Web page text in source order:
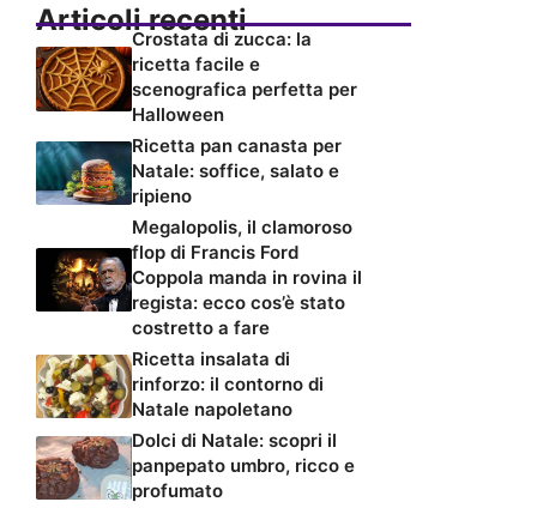
Articoli recenti
Crostata di zucca: la
ricetta facile e
scenografica perfetta per
Halloween
Ricetta pan canasta per
Natale: soffice, salato e
ripieno
Megalopolis, il clamoroso
flop di Francis Ford
Coppola manda in rovina il
regista: ecco cos’è stato
costretto a fare
Ricetta insalata di
rinforzo: il contorno di
Natale napoletano
Dolci di Natale: scopri il
panpepato umbro, ricco e
profumato